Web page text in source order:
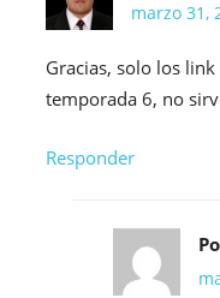
marzo 31,
Gracias, solo los
temporada 6, no
Responder